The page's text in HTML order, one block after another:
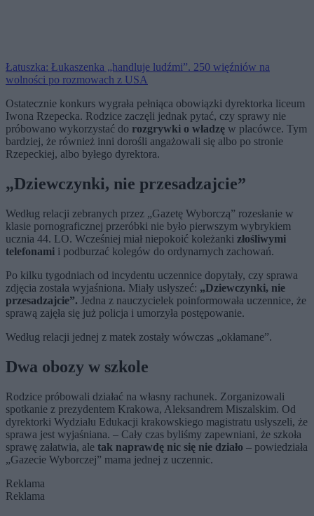
Łatuszka: Łukaszenka „handluje ludźmi”. 250 więźniów na
wolności po rozmowach z USA
Ostatecznie konkurs wygrała pełniąca obowiązki dyrektorka liceum
Iwona Rzepecka. Rodzice zaczęli jednak pytać, czy sprawy nie
próbowano wykorzystać do rozgrywki o władzę w placówce. Tym
bardziej, że również inni dorośli angażowali się albo po stronie
Rzepeckiej, albo byłego dyrektora.
„Dziewczynki, nie przesadzajcie”
Według relacji zebranych przez „Gazetę Wyborczą” rozesłanie w
klasie pornograficznej przeróbki nie było pierwszym wybrykiem
ucznia 44. LO. Wcześniej miał niepokoić koleżanki złośliwymi
telefonami i podburzać kolegów do ordynarnych zachowań.
Po kilku tygodniach od incydentu uczennice dopytały, czy sprawa
zdjęcia została wyjaśniona. Miały usłyszeć: „Dziewczynki, nie
przesadzajcie”. Jedna z nauczycielek poinformowała uczennice, że
sprawą zajęła się już policja i umorzyła postępowanie.
Według relacji jednej z matek zostały wówczas „okłamane”.
Dwa obozy w szkole
Rodzice próbowali działać na własny rachunek. Zorganizowali
spotkanie z prezydentem Krakowa, Aleksandrem Miszalskim. Od
dyrektorki Wydziału Edukacji krakowskiego magistratu usłyszeli, że
sprawa jest wyjaśniana. – Cały czas byliśmy zapewniani, że szkoła
sprawę załatwia, ale tak naprawdę nic się nie działo – powiedziała
„Gazecie Wyborczej” mama jednej z uczennic.
Reklama
Reklama